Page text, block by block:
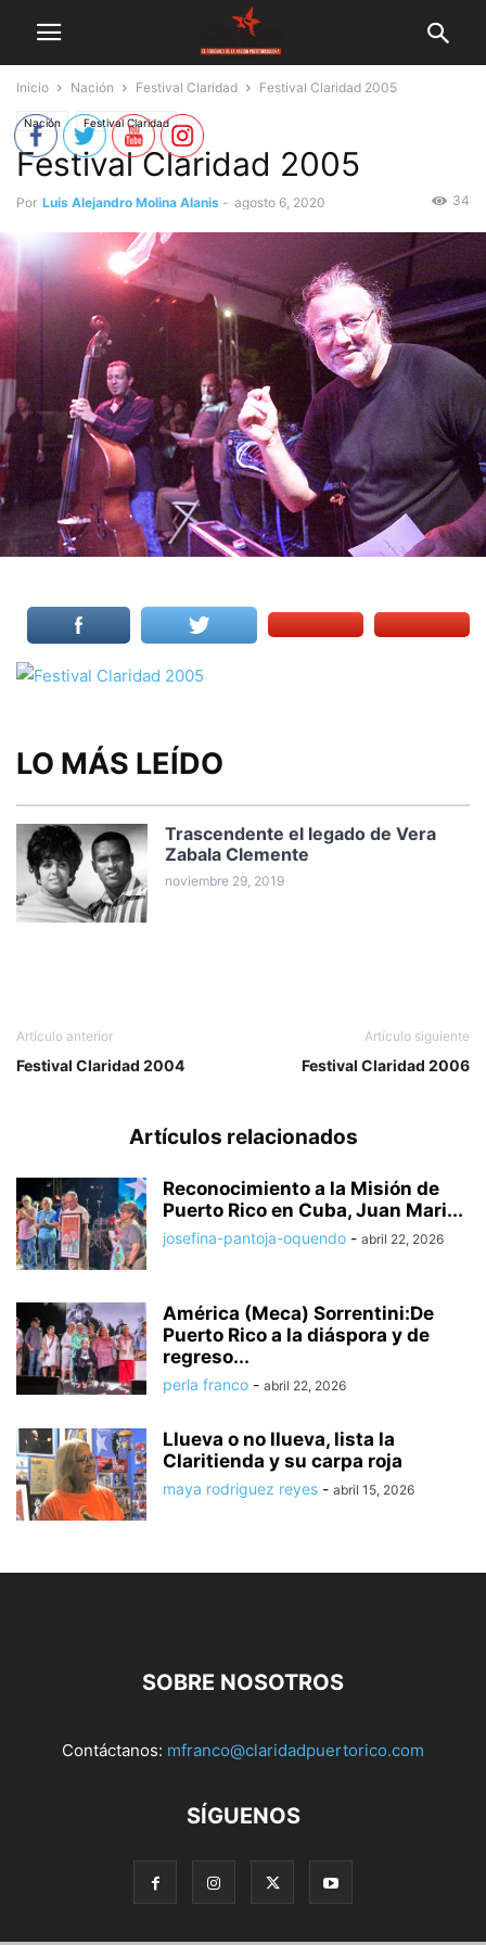
Inicio Nación Festival Claridad Festival Claridad 2005
Nación Festival Claridad
Festival Claridad 2005
Por Luis Alejandro Molina Alanis - agosto 6, 2020 34
LO MÁS LEÍDO
Trascendente el legado de Vera
Zabala Clemente
noviembre 29, 2019
Artículo anterior
Festival Claridad 2004
Artículo siguiente
Festival Claridad 2006
Artículos relacionados
Reconocimiento a la Misión de
Puerto Rico en Cuba, Juan Mari...
josefina-pantoja-oquendo - abril 22, 2026
América (Meca) Sorrentini:De
Puerto Rico a la diáspora y de
regreso...
perla franco - abril 22, 2026
Llueva o no llueva, lista la
Claritienda y su carpa roja
maya rodriguez reyes - abril 15, 2026
SOBRE NOSOTROS
Contáctanos: mfranco@claridadpuertorico.com
SÍGUENOS